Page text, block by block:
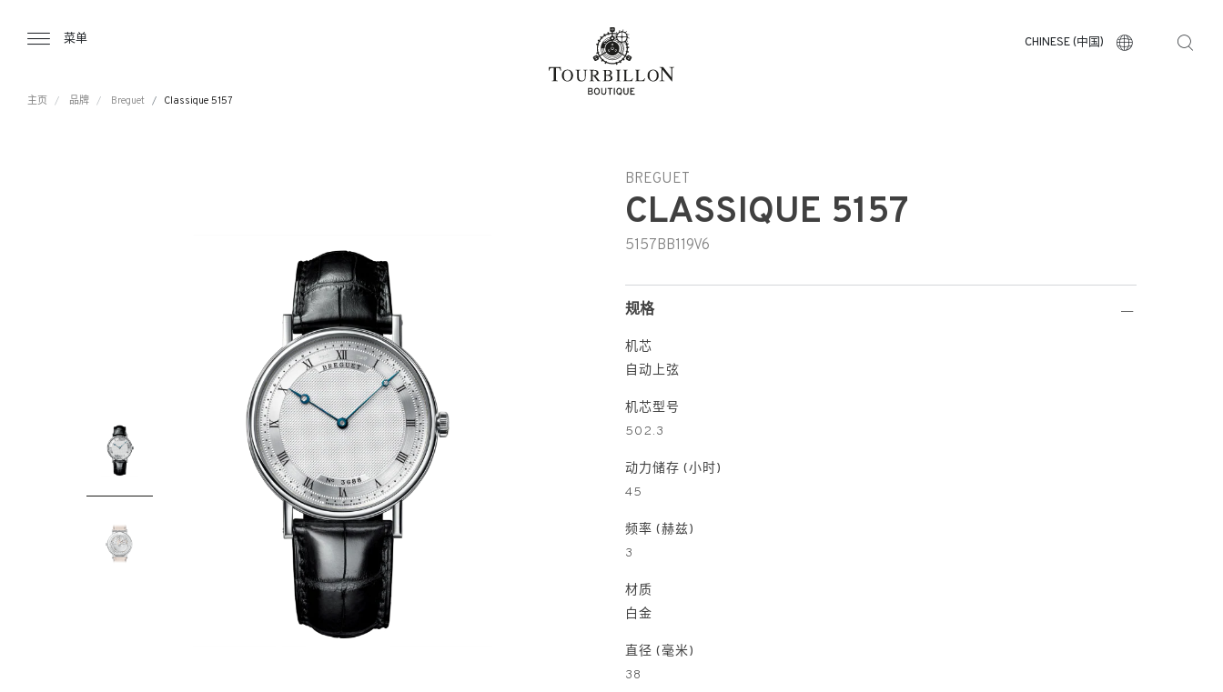
菜单 CHINESE (中国)
主页 品牌 Breguet Classique 5157
BREGUET
CLASSIQUE 5157
5157BB119V6
规格
机芯
自动上弦
机芯型号
502.3
动力储存 (小时)
45
频率 (赫兹)
3
材质
白金
直径 (毫米)
38